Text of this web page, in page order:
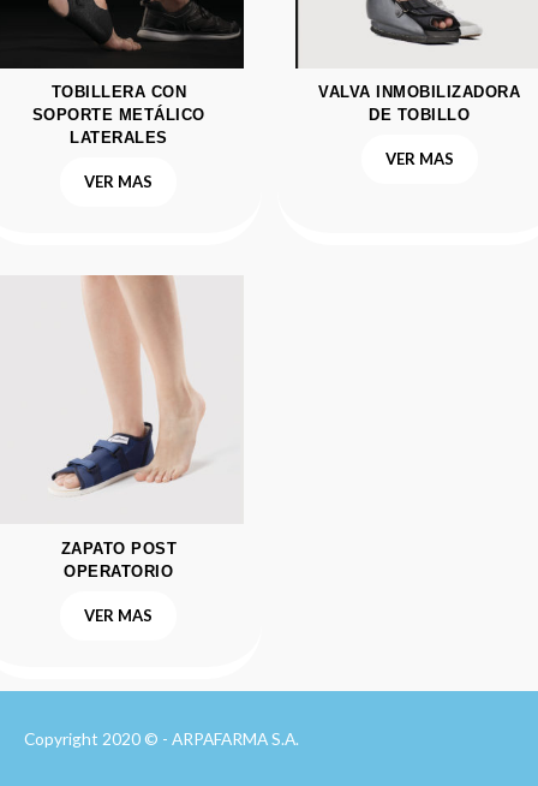
TOBILLERA CON
SOPORTE METÁLICO
LATERALES
VER MAS
VALVA INMOBILIZADORA
DE TOBILLO
VER MAS
ZAPATO POST
OPERATORIO
VER MAS
Copyright 2020 © - ARPAFARMA S.A.